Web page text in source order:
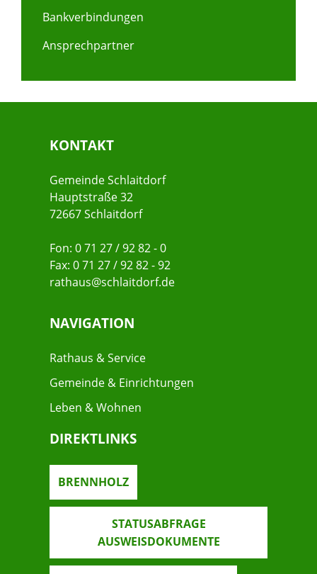
Bankverbindungen
Ansprechpartner
KONTAKT
Gemeinde Schlaitdorf
Hauptstraße 32
72667 Schlaitdorf
Fon: 0 71 27 / 92 82 - 0
Fax: 0 71 27 / 92 82 - 92
rathaus@schlaitdorf.de
NAVIGATION
Rathaus & Service
Gemeinde & Einrichtungen
Leben & Wohnen
DIREKTLINKS
BRENNHOLZ
STATUSABFRAGE
AUSWEISDOKUMENTE